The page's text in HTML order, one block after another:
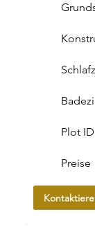
Plot ID
Preise